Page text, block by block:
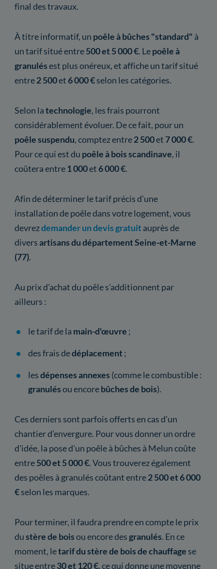
final des travaux.
À titre informatif, un poêle à bûches "standard" à
un tarif situé entre500 et 5 000 €. Lepoêle à
granulésest plus onéreux, et affiche un tarif situé
entre2 500et 6 000 €selon les catégories.
Selon latechnologie, les frais pourront
considérablement évoluer. De ce fait, pour un
poêle suspendu, comptez entre2 500et 7 000 €.
Pour ce qui est du poêle à bois scandinave, il
coûtera entre1 000et 6 000 €.
Afin de déterminer le tarif précis d'une
installation de poêle dans votre logement, vous
devrezdemander un devis gratuitauprès de
diversartisans du département Seine-et-Marne
(77).
Au prix d'achat du poêle s'additionnent par
ailleurs :
le tarif de la main-d'œuvre ;
des frais dedéplacement;
lesdépenses annexes (comme le combustible :
granulésou encorebûches de bois).
Ces derniers sont parfois offerts en cas d'un
chantier d'envergure. Pour vous donner un ordre
d'idée, la pose d'un poêle à bûches à Melun coûte
entre500 et 5 000 €. Vous trouverez également
des poêles à granulés coûtant entre2 500 et 6 000
€selon les marques.
Pour terminer, il faudra prendre en compte le prix
dustère de boisou encore desgranulés. En ce
moment, letarif du stère de bois de chauffage se
situe entre30 et 120 €,ce qui donne une moyenne